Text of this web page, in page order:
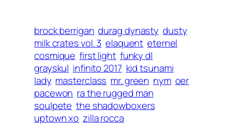
brock berrigan durag dynasty dusty
milk crates vol. 3 elaquent eternel
cosmique first light funky dl
grayskul infinito 2017 kid tsunami
lady masterclass mr. green nym oer
pacewon ra the rugged man
soulpete the shadowboxers
uptown xo zilla rocca